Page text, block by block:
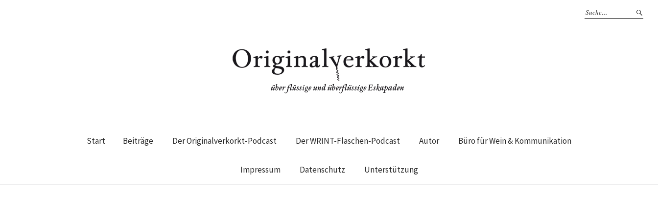
Start Beiträge Der Originalverkorkt-Podcast Der WRINT-Flaschen-Podcast Autor Büro für Wein & Kommunikation
Impressum Datenschutz Unterstützung